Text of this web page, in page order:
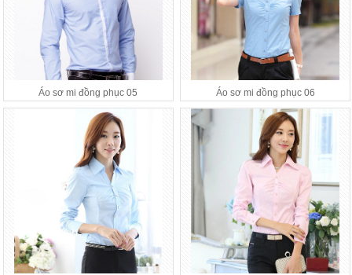
Áo sơ mi đồng phục 05 Áo sơ mi đồng phục 06